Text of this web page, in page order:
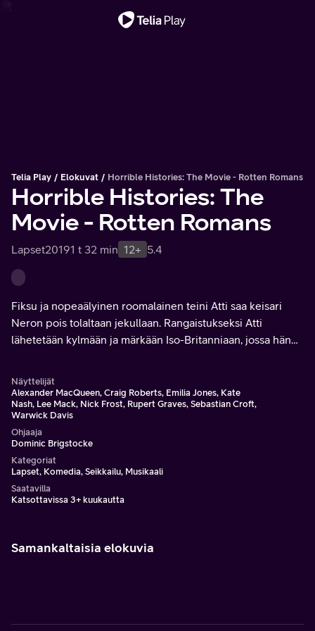
Telia Play Elokuvat Horrible Histories: The Movie - Rotten Romans
Horrible Histories: The
Movie - Rotten Romans
Lapset20191 t 32 min 12+ 5.4
Fiksu ja nopeaälyinen roomalainen teini Atti saa keisari
Neron pois tolaltaan jekullaan. Rangaistukseksi Atti
lähetetään kylmään ja märkään Iso-Britanniaan, jossa hän
Näyttelijät
Alexander MacQueen, Craig Roberts, Emilia Jones, Kate
Nash, Lee Mack, Nick Frost, Rupert Graves, Sebastian Croft,
Warwick Davis
Ohjaaja
Dominic Brigstocke
Kategoriat
Lapset, Komedia, Seikkailu, Musikaali
Saatavilla
Katsottavissa 3+ kuukautta
Samankaltaisia elokuvia